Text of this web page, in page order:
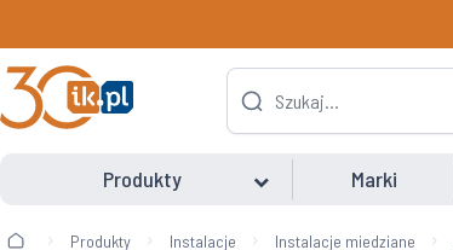
Produkty Marki
Produkty Instalacje Instalacje miedziane